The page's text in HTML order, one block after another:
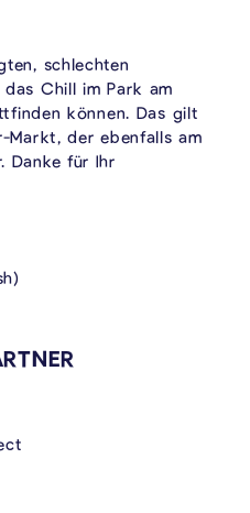
schlechten
Chill im Park am
können. Das gilt
Markt, der ebenfalls am
Danke für Ihr